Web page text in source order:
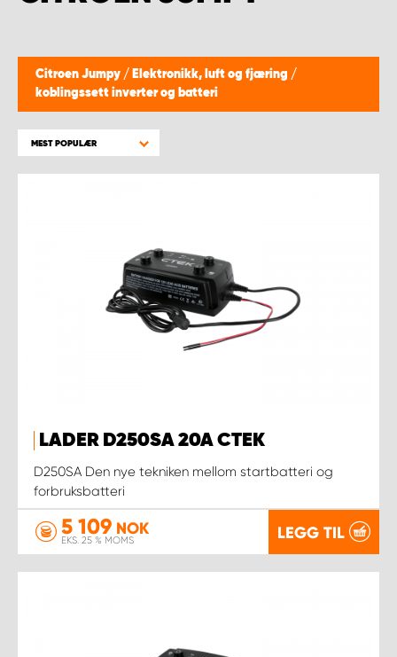
Citroen Jumpy / Elektronikk, luft og fjæring /
koblingssett inverter og batteri
MEST POPULÆR
LADER D250SA 20A CTEK
D250SA Den nye tekniken mellom startbatteri og
forbruksbatteri
5 109 NOK
EKS. 25 % MOMS LEGG TIL
WORK SYSTEM BERGEN
WORK SYSTEM HAMAR
WORK SYSTEM KEY ACCOUNT
WORK SYSTEM STAVANGER